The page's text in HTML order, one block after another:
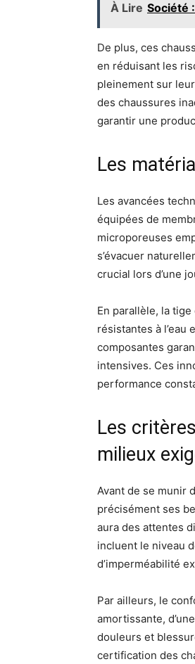
À Lire Société
De plus, ces
en réduisant les
pleinement sur
des chaussures
garantir une
Les
Les avancées
équipées de
microporeuses
s’évacuer
crucial lors d’une
En parallèle, la
résistantes à
composantes
intensives. Ces
performance
Les
milieux
Avant de se munir
précisément ses
aura des attentes
incluent le niveau
d’imperméabilité
Par ailleurs, le
amortissante,
douleurs et
certification des